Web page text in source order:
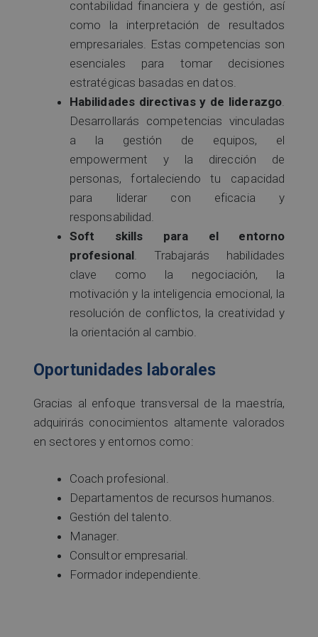
contabilidad financiera y de gestión, así
como la interpretación de resultados
empresariales. Estas competencias son
esenciales para tomar decisiones
estratégicas basadas en datos.
Habilidades directivas y de liderazgo.
Desarrollarás competencias vinculadas
a la gestión de equipos, el
empowerment y la dirección de
personas, fortaleciendo tu capacidad
para liderar con eficacia y
responsabilidad.
Soft skills para el entorno
profesional. Trabajarás habilidades
clave como la negociación, la
motivación y la inteligencia emocional, la
resolución de conflictos, la creatividad y
la orientación al cambio.
Oportunidades laborales
Gracias al enfoque transversal de la maestría,
adquirirás conocimientos altamente valorados
en sectores y entornos como:
Coach profesional.
Departamentos de recursos humanos.
Gestión del talento.
Manager.
Consultor empresarial.
Formador independiente.